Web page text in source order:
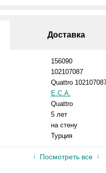
Доставка
156090
102107087
Quattro
E.C.A.
Quattro
5 лет
на стену
Турция
Посмотреть все